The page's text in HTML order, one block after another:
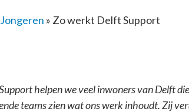
Jongeren » Zo werkt Delft Support
helpen we veel inwoners van Delft
teams zien wat ons werk inhoudt. Zij